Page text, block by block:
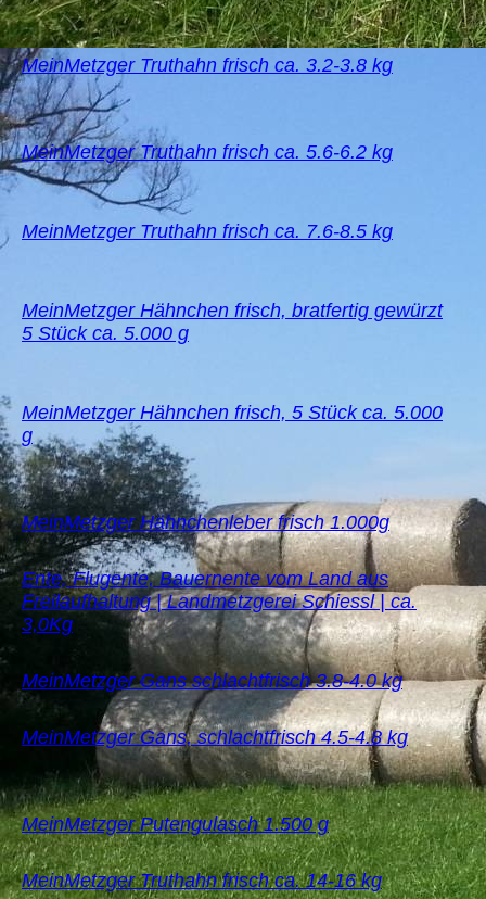
MeinMetzger Truthahn frisch ca. 3.2-3.8 kg
MeinMetzger Truthahn frisch ca. 5.6-6.2 kg
MeinMetzger Truthahn frisch ca. 7.6-8.5 kg
MeinMetzger Hähnchen frisch, bratfertig gewürzt
5 Stück ca. 5.000 g
MeinMetzger Hähnchen frisch, 5 Stück ca. 5.000
g
MeinMetzger Hähnchenleber frisch 1.000g
Ente, Flugente, Bauernente vom Land aus
Freilaufhaltung | Landmetzgerei Schiessl | ca.
3,0Kg
MeinMetzger Gans schlachtfrisch 3.8-4.0 kg
MeinMetzger Gans, schlachtfrisch 4.5-4.8 kg
MeinMetzger Putengulasch 1.500 g
MeinMetzger Truthahn frisch ca. 14-16 kg